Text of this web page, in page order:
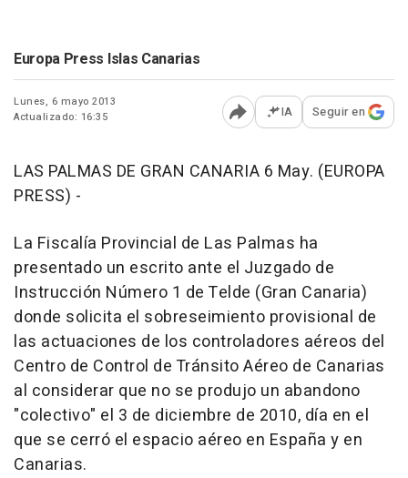
Europa Press Islas Canarias
Lunes, 6 mayo 2013
Actualizado: 16:35
Abrir opciones para
IA Seguir en
LAS PALMAS DE GRAN CANARIA 6 May. (EUROPA
PRESS) -
La Fiscalía Provincial de Las Palmas ha
presentado un escrito ante el Juzgado de
Instrucción Número 1 de Telde (Gran Canaria)
donde solicita el sobreseimiento provisional de
las actuaciones de los controladores aéreos del
Centro de Control de Tránsito Aéreo de Canarias
al considerar que no se produjo un abandono
"colectivo" el 3 de diciembre de 2010, día en el
que se cerró el espacio aéreo en España y en
Canarias.